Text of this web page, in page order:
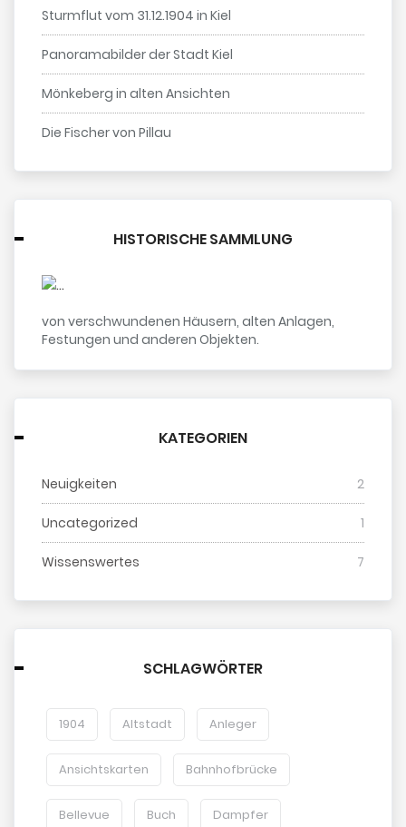
Sturmflut vom 31.12.1904 in Kiel
Panoramabilder der Stadt Kiel
Mönkeberg in alten Ansichten
Die Fischer von Pillau
HISTORISCHE SAMMLUNG
von verschwundenen Häusern, alten Anlagen,
Festungen und anderen Objekten.
KATEGORIEN
Neuigkeiten 2
Uncategorized 1
Wissenswertes 7
SCHLAGWÖRTER
1904 Altstadt Anleger
Ansichtskarten Bahnhofbrücke
Bellevue Buch Dampfer